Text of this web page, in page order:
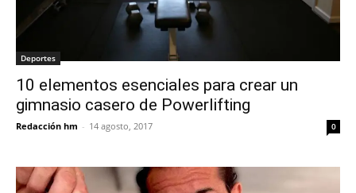
Deportes
10 elementos esenciales para crear un
gimnasio casero de Powerlifting
Redacción hm - 14 agosto, 2017 0